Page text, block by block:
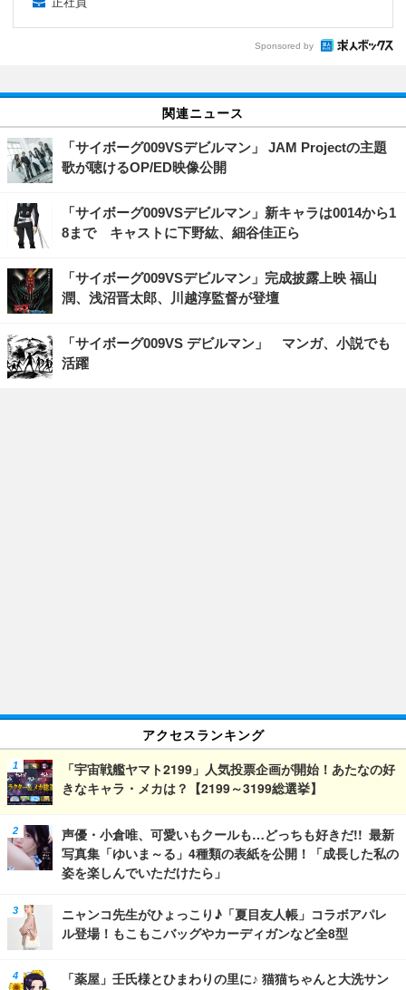
Sponsored by
関連ニュース
「サイボーグ009VSデビルマン」 JAM Projectの主題
歌が聴けるOP/ED映像公開
「サイボーグ009VSデビルマン」新キャラは0014から1
8まで キャストに下野紘、細谷佳正ら
「サイボーグ009VSデビルマン」完成披露上映 福山
潤、浅沼晋太郎、川越淳監督が登壇
「サイボーグ009VS デビルマン」 マンガ、小説でも
活躍
アクセスランキング
「宇宙戦艦ヤマト2199」人気投票企画が開始！あたなの好
きなキャラ・メカは？【2199～3199総選挙】
声優・小倉唯、可愛いもクールも…どっちも好きだ!! 最新
写真集「ゆいま～る」4種類の表紙を公開！「成長した私の
姿を楽しんでいただけたら」
ニャンコ先生がひょっこり♪「夏目友人帳」コラボアパレ
ル登場！もこもこバッグやカーディガンなど全8型
「薬屋」壬氏様とひまわりの里に♪ 猫猫ちゃんと大洗サン